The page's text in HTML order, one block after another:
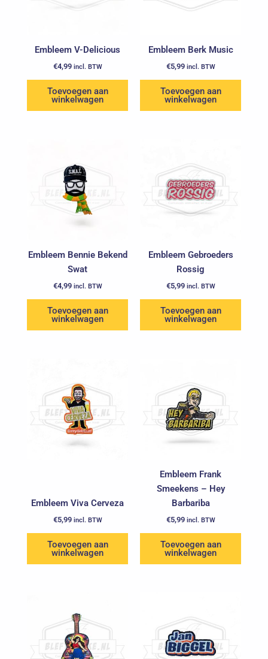
Embleem V-Delicious
€4,99 incl. BTW
Toevoegen aan
winkelwagen
Embleem Berk Music
€5,99 incl. BTW
Toevoegen aan
winkelwagen
Embleem Bennie Bekend
Swat
€4,99 incl. BTW
Toevoegen aan
winkelwagen
Embleem Gebroeders
Rossig
€5,99 incl. BTW
Toevoegen aan
winkelwagen
Embleem Viva Cerveza
€5,99 incl. BTW
Toevoegen aan
winkelwagen
Embleem Frank
Smeekens – Hey
Barbariba
€5,99 incl. BTW
Toevoegen aan
winkelwagen